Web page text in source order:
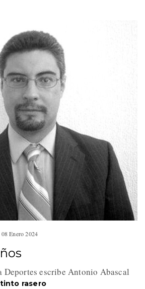
Enero 2024
Deportes escribe Antonio Abascal
rasero